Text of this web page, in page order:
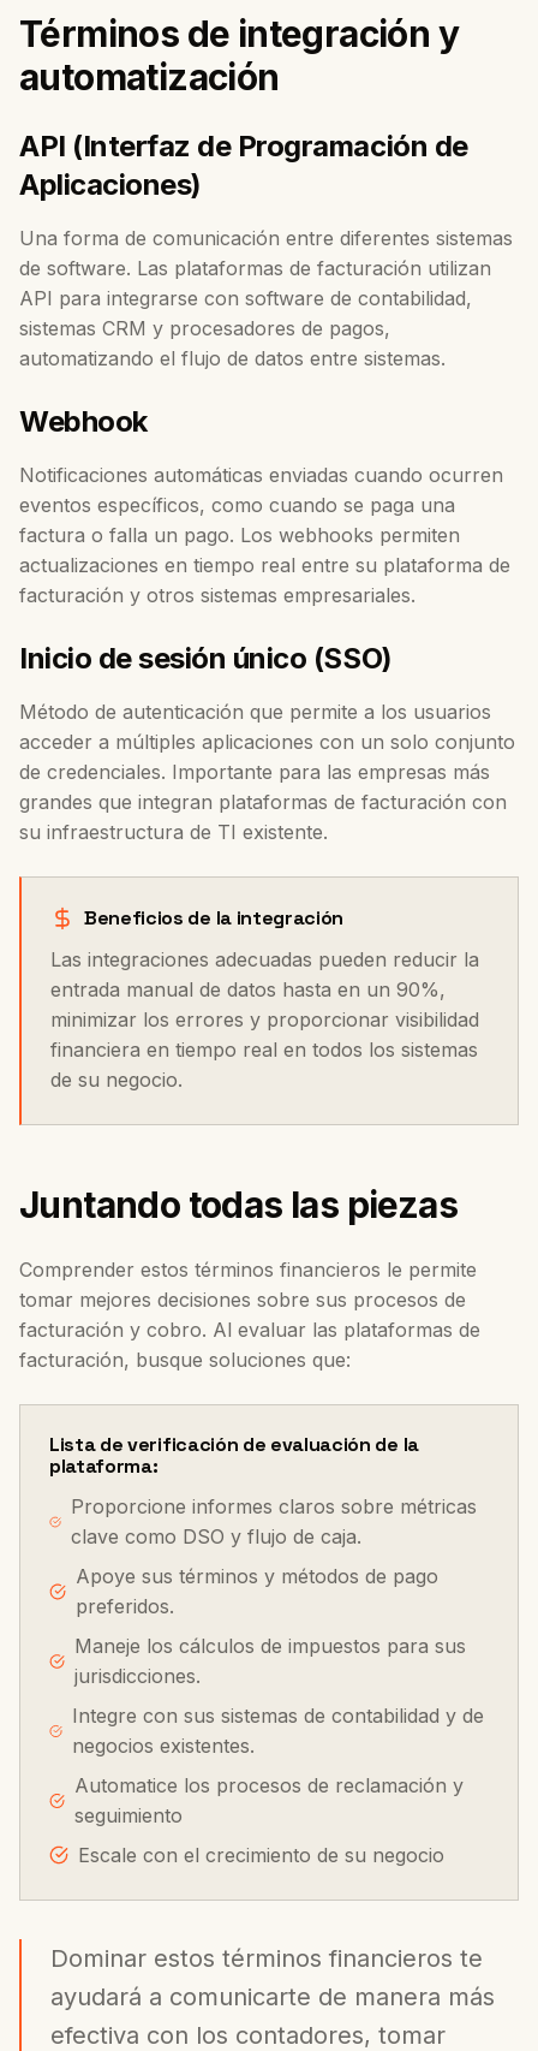
Términos de integración y
automatización
API (Interfaz de Programación de
Aplicaciones)
Una forma de comunicación entre diferentes sistemas
de software. Las plataformas de facturación utilizan
API para integrarse con software de contabilidad,
sistemas CRM y procesadores de pagos,
automatizando el flujo de datos entre sistemas.
Webhook
Notificaciones automáticas enviadas cuando ocurren
eventos específicos, como cuando se paga una
factura o falla un pago. Los webhooks permiten
actualizaciones en tiempo real entre su plataforma de
facturación y otros sistemas empresariales.
Inicio de sesión único (SSO)
Método de autenticación que permite a los usuarios
acceder a múltiples aplicaciones con un solo conjunto
de credenciales. Importante para las empresas más
grandes que integran plataformas de facturación con
su infraestructura de TI existente.
Beneficios de la integración
Las integraciones adecuadas pueden reducir la
entrada manual de datos hasta en un 90%,
minimizar los errores y proporcionar visibilidad
financiera en tiempo real en todos los sistemas
de su negocio.
Juntando todas las piezas
Comprender estos términos financieros le permite
tomar mejores decisiones sobre sus procesos de
facturación y cobro. Al evaluar las plataformas de
facturación, busque soluciones que:
Lista de verificación de evaluación de la
plataforma:
Proporcione informes claros sobre métricas
clave como DSO y flujo de caja.
Apoye sus términos y métodos de pago
preferidos.
Maneje los cálculos de impuestos para sus
jurisdicciones.
Integre con sus sistemas de contabilidad y de
negocios existentes.
Automatice los procesos de reclamación y
seguimiento
Escale con el crecimiento de su negocio
Dominar estos términos financieros te
ayudará a comunicarte de manera más
efectiva con los contadores, tomar